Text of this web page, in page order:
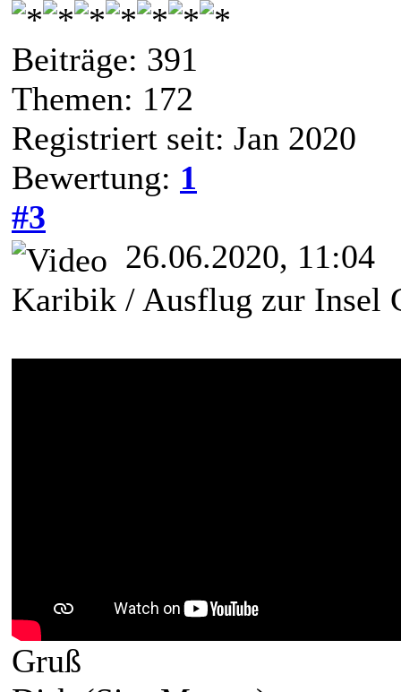
Beiträge: 391
Themen: 172
Registriert seit: Jan 2020
Bewertung: 1
#3
26.06.2020, 11:04
Karibik / Ausflug zur Insel
Gruß